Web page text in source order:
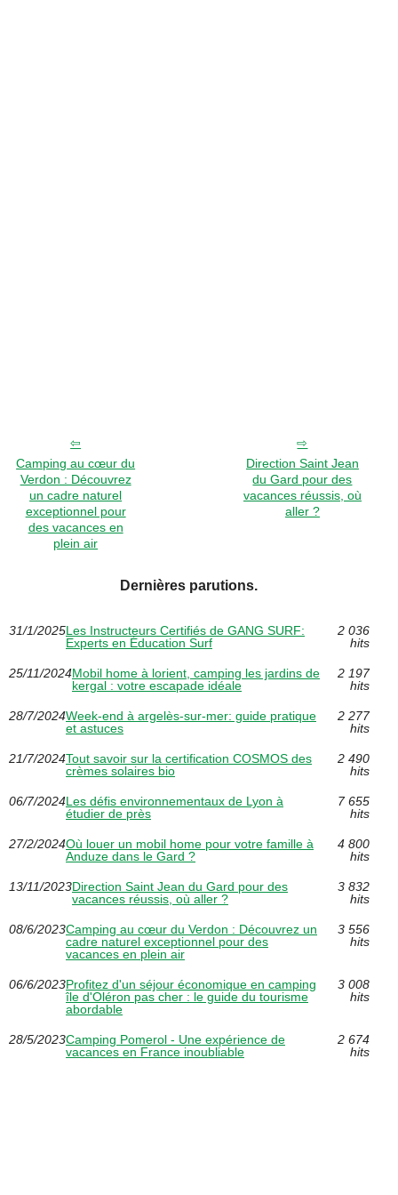
Camping au cœur du
Verdon : Découvrez
un cadre naturel
exceptionnel pour
des vacances en
plein air
Direction Saint Jean
du Gard pour des
vacances réussis, où
aller ?
Dernières parutions.
31/1/2025Les Instructeurs Certifiés de GANG SURF:
Experts en Éducation Surf
2 036
hits
25/11/2024Mobil home à lorient, camping les jardins de
kergal : votre escapade idéale
2 197
hits
28/7/2024Week-end à argelès-sur-mer: guide pratique
et astuces
2 277
hits
21/7/2024Tout savoir sur la certification COSMOS des
crèmes solaires bio
2 490
hits
06/7/2024Les défis environnementaux de Lyon à
étudier de près
7 655
hits
27/2/2024Où louer un mobil home pour votre famille à
Anduze dans le Gard ?
4 800
hits
13/11/2023Direction Saint Jean du Gard pour des
vacances réussis, où aller ?
3 832
hits
08/6/2023Camping au cœur du Verdon : Découvrez un
cadre naturel exceptionnel pour des
vacances en plein air
3 556
hits
06/6/2023Profitez d'un séjour économique en camping
île d'Oléron pas cher : le guide du tourisme
abordable
3 008
hits
28/5/2023Camping Pomerol - Une expérience de
vacances en France inoubliable
2 674
hits